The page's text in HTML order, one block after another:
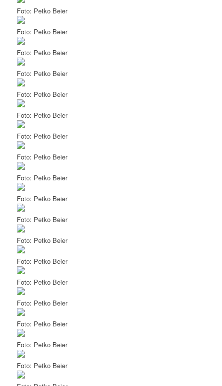
Foto: Petko Beier
Foto: Petko Beier
Foto: Petko Beier
Foto: Petko Beier
Foto: Petko Beier
Foto: Petko Beier
Foto: Petko Beier
Foto: Petko Beier
Foto: Petko Beier
Foto: Petko Beier
Foto: Petko Beier
Foto: Petko Beier
Foto: Petko Beier
Foto: Petko Beier
Foto: Petko Beier
Foto: Petko Beier
Foto: Petko Beier
Foto: Petko Beier